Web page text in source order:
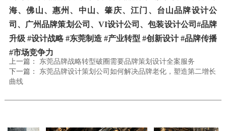
海、佛山、惠州、中山、肇庆、江门、台山品牌设计公
司、广州品牌策划公司、VI设计公司、包装设计公司 #品牌
升级 #设计战略 #东莞制造 #产业转型 #创新设计 #品牌传播
#市场竞争力
上一篇： 东莞品牌战略转型破圈需要品牌策划设计全案服务
下一篇： 东莞品牌设计策划公司如何解决品牌老化，塑造第二增长
曲线